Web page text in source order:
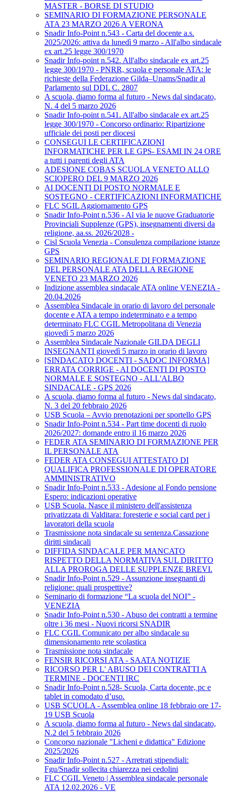
MASTER - BORSE DI STUDIO
SEMINARIO DI FORMAZIONE PERSONALE
ATA 23 MARZO 2026 A VERONA
Snadir Info-Point n.543 - Carta del docente a.s.
2025/2026: attiva da lunedì 9 marzo - All'albo sindacale
ex art.25 legge 300/1970
Snadir Info-point n.542. All'albo sindacale ex art.25
legge 300/1970 - PNRR, scuola e personale ATA: le
richieste della Federazione Gilda–Unams/Snadir al
Parlamento sul DDL C. 2807
A scuola, diamo forma al futuro - News dal sindacato,
N. 4 del 5 marzo 2026
Snadir Info-point n.541. All'albo sindacale ex art.25
legge 300/1970 - Concorso ordinario: Ripartizione
ufficiale dei posti per diocesi
CONSEGUI LE CERTIFICAZIONI
INFORMATICHE PER LE GPS- ESAMI IN 24 ORE
a tutti i parenti degli ATA
ADESIONE COBAS SCUOLA VENETO ALLO
SCIOPERO DEL 9 MARZO 2026
AI DOCENTI DI POSTO NORMALE E
SOSTEGNO - CERTIFICAZIONI INFORMATICHE
FLC SGIL Aggiornamento GPS
Snadir Info-Point n.536 - Al via le nuove Graduatorie
Provinciali Supplenze (GPS), insegnamenti diversi da
religione, aa.ss. 2026/2028 -
Cisl Scuola Venezia - Consulenza compilazione istanze
GPS
SEMINARIO REGIONALE DI FORMAZIONE
DEL PERSONALE ATA DELLA REGIONE
VENETO 23 MARZO 2026
Indizione assemblea sindacale ATA online VENEZIA -
20.04.2026
Assemblea Sindacale in orario di lavoro del personale
docente e ATA a tempo indeterminato e a tempo
determinato FLC CGIL Metropolitana di Venezia
giovedì 5 marzo 2026
Assemblea Sindacale Nazionale GILDA DEGLI
INSEGNANTI giovedì 5 marzo in orario di lavoro
[SINDACATO DOCENTI - SADOC INFORMA]
ERRATA CORRIGE - AI DOCENTI DI POSTO
NORMALE E SOSTEGNO - ALL'ALBO
SINDACALE - GPS 2026
A scuola, diamo forma al futuro - News dal sindacato,
N. 3 del 20 febbraio 2026
USB Scuola – Avvio prenotazioni per sportello GPS
Snadir Info-Point n.534 - Part time docenti di ruolo
2026/2027: domande entro il 16 marzo 2026
FEDER ATA SEMINARIO DI FORMAZIONE PER
IL PERSONALE ATA
FEDER ATA CONSEGUI ATTESTATO DI
QUALIFICA PROFESSIONALE DI OPERATORE
AMMINISTRATIVO
Snadir Info-Point n.533 - Adesione al Fondo pensione
Espero: indicazioni operative
USB Scuola. Nasce il ministero dell'assistenza
privatizzata di Valditara: foresterie e social card per i
lavoratori della scuola
Trasmissione nota sindacale su sentenza.Cassazione
diritti sindacali
DIFFIDA SINDACALE PER MANCATO
RISPETTO DELLA NORMATIVA SUL DIRITTO
ALLA PROROGA DELLE SUPPLENZE BREVI.
Snadir Info-Point n.529 - Assunzione insegnanti di
religione: quali prospettive?
Seminario di formazione “La scuola del NOI” -
VENEZIA
Snadir Info-Point n.530 - Abuso dei contratti a termine
oltre i 36 mesi - Nuovi ricorsi SNADIR
FLC CGIL Comunicato per albo sindacale su
dimensionamento rete scolastica
Trasmissione nota sindacale
FENSIR RICORSI ATA - SAATA NOTIZIE
RICORSO PER L' ABUSO DEI CONTRATTI A
TERMINE - DOCENTI IRC
Snadir Info-Point n.528- Scuola, Carta docente, pc e
tablet in comodato d’uso.
USB SCUOLA - Assemblea online 18 febbraio ore 17-
19 USB Scuola
A scuola, diamo forma al futuro - News dal sindacato,
N.2 del 5 febbraio 2026
Concorso nazionale "Licheni e didattica" Edizione
2025/2026
Snadir Info-Point n.527 - Arretrati stipendiali:
Fgu/Snadir sollecita chiarezza nei cedolini
FLC CGIL Veneto | Assemblea sindacale personale
ATA 12.02.2026 - VE